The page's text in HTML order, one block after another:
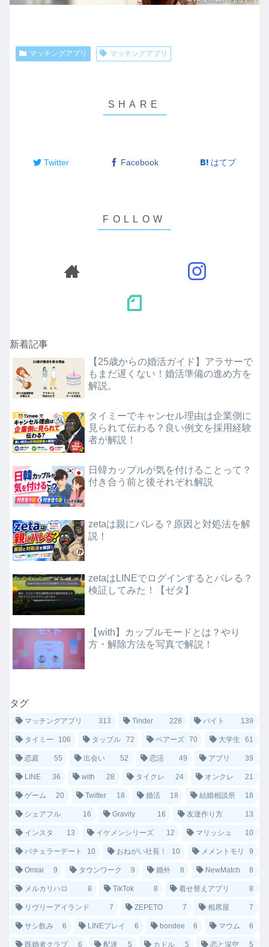
マッチングアプリ マッチングアプリ
Twitter Facebook はてブ
新着記事
【25歳からの婚活ガイド】アラサーで
もまだ遅くない！婚活準備の進め方を
解説。
タイミーでキャンセル理由は企業側に
見られて伝わる？良い例文を採用経験
者が解説！
日韓カップルが気を付けることって？
付き合う前と後それぞれ解説
zetaは親にバレる？原因と対処法を解
説！
zetaはLINEでログインするとバレる？
検証してみた！【ゼタ】
【with】カップルモードとは？やり
方・解除方法を写真で解説！
タグ
マッチングアプリ 313 Tinder 228 バイト 139
タイミー 106 タップル 72 ペアーズ 70 大学生 61
恋庭 55 出会い 52 恋活 49 アプリ 39
LINE 36 with 28 タイクレ 24 オンクレ 21
ゲーム 20 Twitter 18 婚活 18 結婚相談所 18
シェアフル 16 Gravity 16 友達作り方 13
インスタ 13 イケメンシリーズ 12 マリッシュ 10
バチェラーデート 10 おねがい社長！ 10 メメントモリ 9
Omiai 9 タウンワーク 9 婚外 8 NewMatch 8
メルカリハロ 8 TikTok 8 着せ替えアプリ 8
リヴリーアイランド 7 ZEPETO 7 相席屋 7
サシ飲み 6 LINEプレイ 6 bondee 6 マウム 6
既婚者クラブ 6 配達 5 カドル 5 恋と深空 5